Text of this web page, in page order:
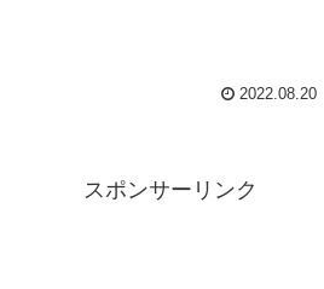
2022.08.20
スポンサーリンク